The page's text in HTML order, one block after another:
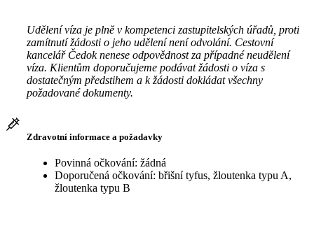
Udělení víza je plně v kompetenci zastupitelských úřadů, proti
zamítnutí žádosti o jeho udělení není odvolání. Cestovní
kancelář Čedok nenese odpovědnost za případné neudělení
víza. Klientům doporučujeme podávat žádosti o víza s
dostatečným předstihem a k žádosti dokládat všechny
požadované dokumenty.
Zdravotní informace a požadavky
Povinná očkování: žádná
Doporučená očkování: břišní tyfus, žloutenka typu A,
žloutenka typu B